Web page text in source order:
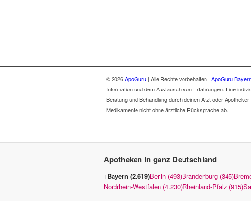
© 2026ApoGuru | Alle Rechte vorbehalten | ApoGuru Bayern
Information und dem Austausch von Erfahrungen. Eine
Beratung und Behandlung durch deinen Arzt oder
Medikamente nicht ohne ärztliche Rücksprache ab.
Apotheken in ganz Deutschland
| Bayern (2.619)Berlin (493)Brandenburg (345)
Nordrhein-Westfalen (4.230)Rheinland-Pfalz (915)